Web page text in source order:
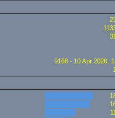
9168 - 10 Apr 2026,